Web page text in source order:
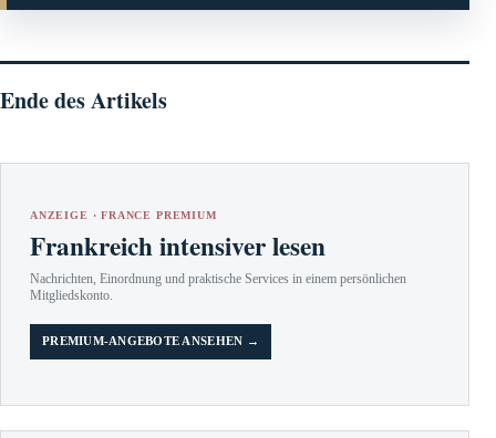
Ende des Artikels
ANZEIGE · FRANCE PREMIUM
Frankreich intensiver lesen
Nachrichten, Einordnung und praktische Services in einem persönlichen
Mitgliedskonto.
PREMIUM-ANGEBOTE ANSEHEN →